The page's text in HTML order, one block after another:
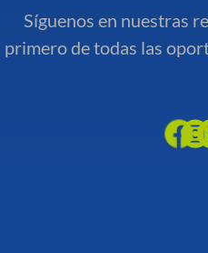
Síguenos en nuestras
primero de todas las